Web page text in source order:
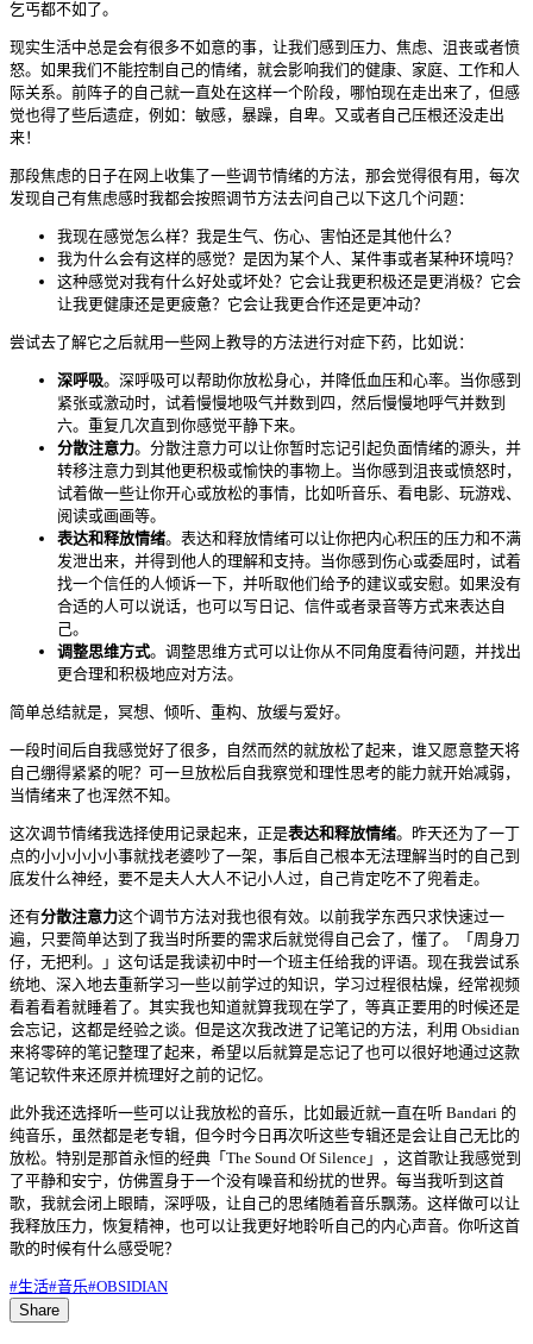
乞丐都不如了。
现实生活中总是会有很多不如意的事，让我们感到压力、焦虑、沮丧或者愤
怒。如果我们不能控制自己的情绪，就会影响我们的健康、家庭、工作和人
际关系。前阵子的自己就一直处在这样一个阶段，哪怕现在走出来了，但感
觉也得了些后遗症，例如：敏感，暴躁，自卑。又或者自己压根还没走出
来！
那段焦虑的日子在网上收集了一些调节情绪的方法，那会觉得很有用，每次
发现自己有焦虑感时我都会按照调节方法去问自己以下这几个问题：
我现在感觉怎么样？我是生气、伤心、害怕还是其他什么？
我为什么会有这样的感觉？是因为某个人、某件事或者某种环境吗？
这种感觉对我有什么好处或坏处？它会让我更积极还是更消极？它会
让我更健康还是更疲惫？它会让我更合作还是更冲动？
尝试去了解它之后就用一些网上教导的方法进行对症下药，比如说：
深呼吸。深呼吸可以帮助你放松身心，并降低血压和心率。当你感到
紧张或激动时，试着慢慢地吸气并数到四，然后慢慢地呼气并数到
六。重复几次直到你感觉平静下来。
分散注意力。分散注意力可以让你暂时忘记引起负面情绪的源头，并
转移注意力到其他更积极或愉快的事物上。当你感到沮丧或愤怒时，
试着做一些让你开心或放松的事情，比如听音乐、看电影、玩游戏、
阅读或画画等。
表达和释放情绪。表达和释放情绪可以让你把内心积压的压力和不满
发泄出来，并得到他人的理解和支持。当你感到伤心或委屈时，试着
找一个信任的人倾诉一下，并听取他们给予的建议或安慰。如果没有
合适的人可以说话，也可以写日记、信件或者录音等方式来表达自
己。
调整思维方式。调整思维方式可以让你从不同角度看待问题，并找出
更合理和积极地应对方法。
简单总结就是，冥想、倾听、重构、放缓与爱好。
一段时间后自我感觉好了很多，自然而然的就放松了起来，谁又愿意整天将
自己绷得紧紧的呢？可一旦放松后自我察觉和理性思考的能力就开始减弱，
当情绪来了也浑然不知。
这次调节情绪我选择使用记录起来，正是表达和释放情绪。昨天还为了一丁
点的小小小小小事就找老婆吵了一架，事后自己根本无法理解当时的自己到
底发什么神经，要不是夫人大人不记小人过，自己肯定吃不了兜着走。
还有分散注意力这个调节方法对我也很有效。以前我学东西只求快速过一
遍，只要简单达到了我当时所要的需求后就觉得自己会了，懂了。「周身刀
仔，无把利。」这句话是我读初中时一个班主任给我的评语。现在我尝试系
统地、深入地去重新学习一些以前学过的知识，学习过程很枯燥，经常视频
看着看着就睡着了。其实我也知道就算我现在学了，等真正要用的时候还是
会忘记，这都是经验之谈。但是这次我改进了记笔记的方法，利用 Obsidian
来将零碎的笔记整理了起来，希望以后就算是忘记了也可以很好地通过这款
笔记软件来还原并梳理好之前的记忆。
此外我还选择听一些可以让我放松的音乐，比如最近就一直在听 Bandari 的
纯音乐，虽然都是老专辑，但今时今日再次听这些专辑还是会让自己无比的
放松。特别是那首永恒的经典「The Sound Of Silence」，这首歌让我感觉到
了平静和安宁，仿佛置身于一个没有噪音和纷扰的世界。每当我听到这首
歌，我就会闭上眼睛，深呼吸，让自己的思绪随着音乐飘荡。这样做可以让
我释放压力，恢复精神，也可以让我更好地聆听自己的内心声音。你听这首
歌的时候有什么感受呢？
#生活#音乐#OBSIDIAN
Share